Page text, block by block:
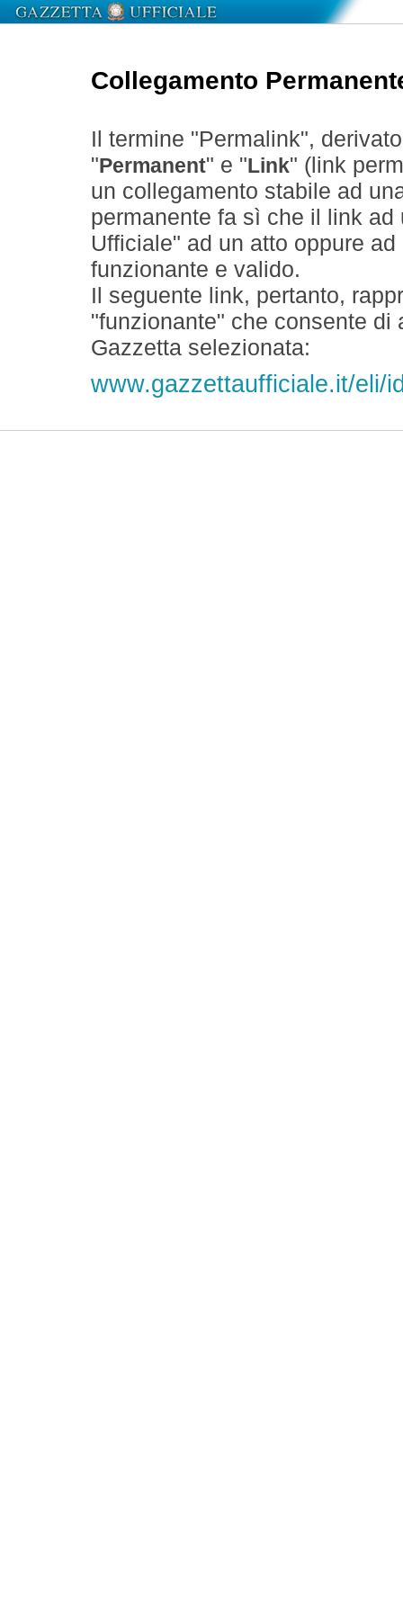
Collegamento
Il termine "Permalink",
" Permanent" e " Link" (link
un collegamento stabile ad
permanente fa sì che il link
Ufficiale" ad un atto oppure
funzionante e valido.
Il seguente link, pertanto,
"funzionante" che consente
Gazzetta selezionata:
www.gazzettaufficiale.it/eli/